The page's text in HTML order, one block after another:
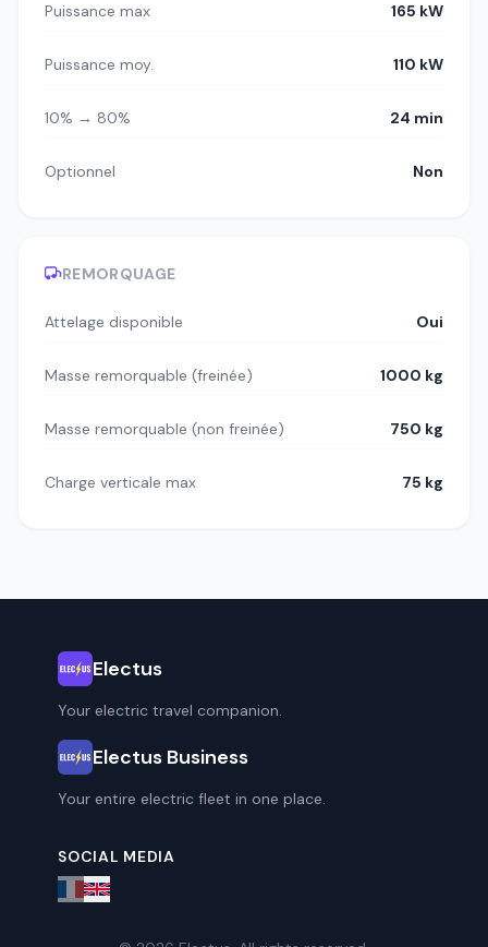
Puissance max 165 kW
Puissance moy. 110 kW
10% → 80% 24 min
Optionnel Non
REMORQUAGE
Attelage disponible Oui
Masse remorquable (freinée) 1000 kg
Masse remorquable (non freinée) 750 kg
Charge verticale max 75 kg
Electus
Your electric travel companion.
Electus Business
Your entire electric fleet in one place.
SOCIAL MEDIA